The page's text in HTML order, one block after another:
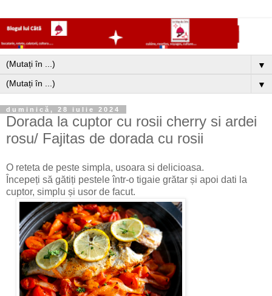
▼
▼
duminică, 28 iulie 2024
Dorada la cuptor cu rosii cherry si ardei
rosu/ Fajitas de dorada cu rosii
O reteta de peste simpla, usoara si delicioasa.
Începeți să gătiți pestele într-o tigaie grătar și apoi dati la
cuptor, simplu și usor de facut.